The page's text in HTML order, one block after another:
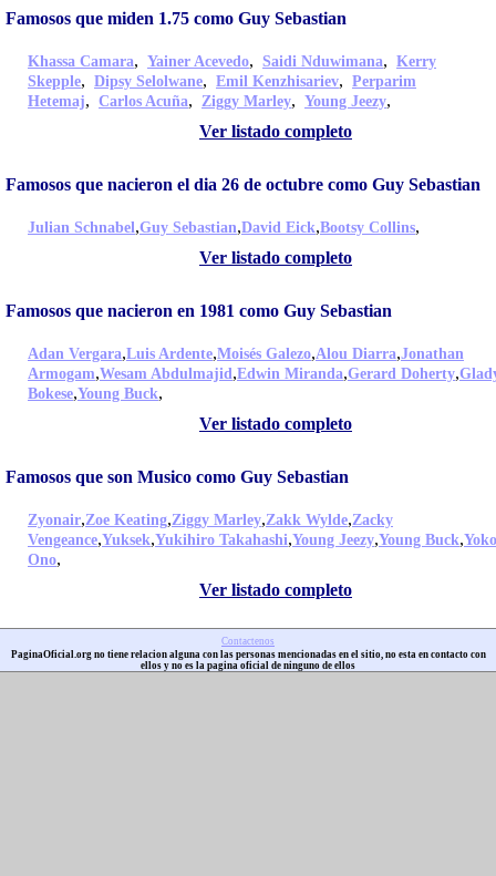
Famosos que miden 1.75 como Guy Sebastian
Khassa Camara, Yainer Acevedo, Saidi Nduwimana, Kerry
Skepple, Dipsy Selolwane, Emil Kenzhisariev, Perparim
Hetemaj, Carlos Acuña, Ziggy Marley, Young Jeezy,
Ver listado completo
Famosos que nacieron el dia 26 de octubre como Guy Sebastian
Julian Schnabel,Guy Sebastian,David Eick,Bootsy Collins,
Ver listado completo
Famosos que nacieron en 1981 como Guy Sebastian
Adan Vergara,Luis Ardente,Moisés Galezo,Alou Diarra,Jonathan
Armogam,Wesam Abdulmajid,Edwin Miranda,Gerard Doherty,
Bokese,Young Buck,
Ver listado completo
Famosos que son Musico como Guy Sebastian
Zyonair,Zoe Keating,Ziggy Marley,Zakk Wylde,Zacky
Vengeance,Yuksek,Yukihiro Takahashi,Young Jeezy,Young Buck,Yoko
Ono,
Ver listado completo
Contactenos
PaginaOficial.org no tiene relacion alguna con las personas mencionadas en el sitio, no esta en contacto con
ellos y no es la pagina oficial de ninguno de ellos